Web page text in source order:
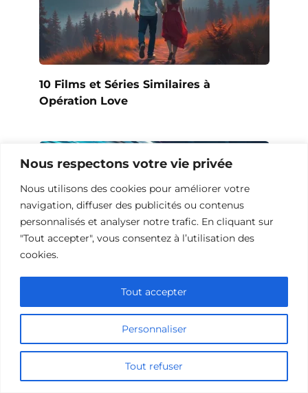
Nous respectons votre vie privée
Nous utilisons des cookies pour améliorer votre
navigation, diffuser des publicités ou contenus
personnalisés et analyser notre trafic. En cliquant sur
"Tout accepter", vous consentez à l’utilisation des
cookies.
Personnaliser
Tout refuser
Tout accepter
10 Films et Séries Similaires à
Opération Love
10 Œuvres Similaires à Urban Racer
pour les Fans de Vitesse